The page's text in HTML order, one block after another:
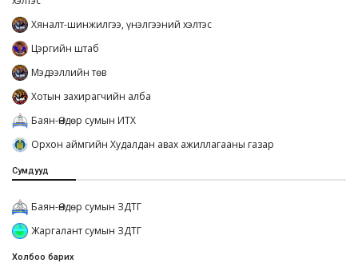
Хяналт-шинжилгээ, үнэлгээний хэлтэс
Цэргийн штаб
Мэдээллийн төв
Хотын захирагчийн алба
Баян-Өндөр сумын ИТХ
Орхон аймгийн Худалдан авах ажиллагааны газар
Сумдууд
Баян-Өндөр сумын ЗДТГ
Жаргалант сумын ЗДТГ
Холбоо барих